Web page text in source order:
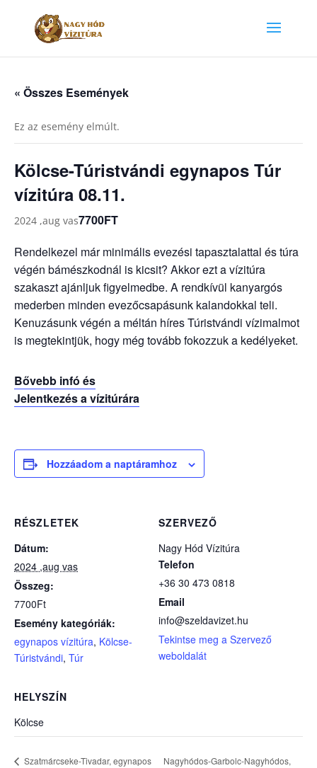
« Összes Események
Ez az esemény elmúlt.
Kölcse-Túristvándi egynapos Túr
vízitúra 08.11.
2024 ,aug vas7700FT
Rendelkezel már minimális evezési tapasztalattal és túra
végén bámészkodnál is kicsit? Akkor ezt a vízitúra
szakaszt ajánljuk figyelmedbe. A rendkívül kanyargós
mederben minden evezőcsapásunk kalandokkal teli.
Kenuzásunk végén a méltán híres Túristvándi vízimalmot
is megtekintjük, hogy még tovább fokozzuk a kedélyeket.
Bővebb infó és
Jelentkezés a vízitúrára
Hozzáadom a naptáramhoz
RÉSZLETEK
Dátum:
2024 ,aug vas
Összeg:
7700Ft
Esemény kategóriák:
egynapos vízitúra, Kölcse-
Túristvándi, Túr
SZERVEZŐ
Nagy Hód Vízitúra
Telefon
+36 30 473 0818
Email
info@szeldavizet.hu
Tekintse meg a Szervező
weboldalát
HELYSZÍN
Kölcse
Szatmárcseke-Tivadar, egynapos
Nagyhódos-Garbolc-Nagyhódos,